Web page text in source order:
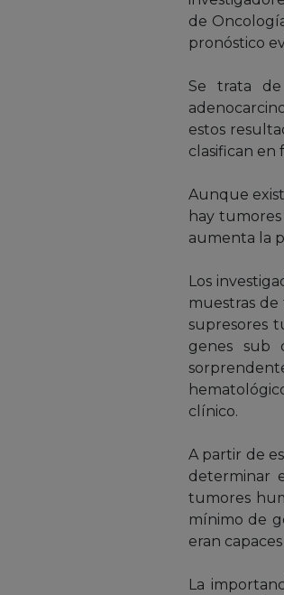
de
pronóstico
Se trata
estos
clasifican en
Aunque
hay
aumenta la
Los
muestras
supresores
genes sub
clínico.
A partir de
determinar
tumores
mínimo de
eran
La